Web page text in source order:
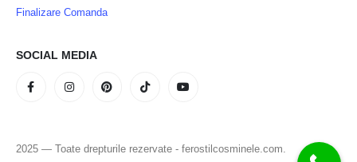
Finalizare Comanda
SOCIAL MEDIA
2025 — Toate drepturile rezervate - ferostilcosminele.com.